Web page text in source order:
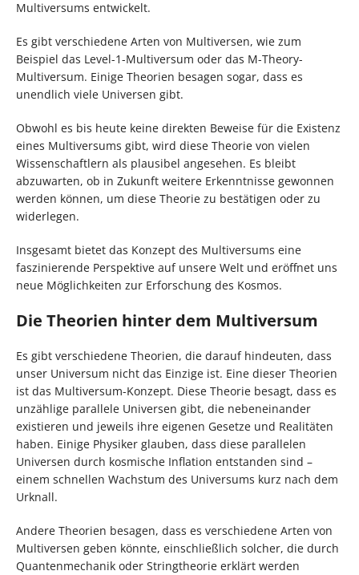
Multiversums entwickelt.
Es gibt verschiedene Arten von Multiversen, wie zum
Beispiel das Level-1-Multiversum oder das M-Theory-
Multiversum. Einige Theorien besagen sogar, dass es
unendlich viele Universen gibt.
Obwohl es bis heute keine direkten Beweise für die Existenz
eines Multiversums gibt, wird diese Theorie von vielen
Wissenschaftlern als plausibel angesehen. Es bleibt
abzuwarten, ob in Zukunft weitere Erkenntnisse gewonnen
werden können, um diese Theorie zu bestätigen oder zu
widerlegen.
Insgesamt bietet das Konzept des Multiversums eine
faszinierende Perspektive auf unsere Welt und eröffnet uns
neue Möglichkeiten zur Erforschung des Kosmos.
Die Theorien hinter dem Multiversum
Es gibt verschiedene Theorien, die darauf hindeuten, dass
unser Universum nicht das Einzige ist. Eine dieser Theorien
ist das Multiversum-Konzept. Diese Theorie besagt, dass es
unzählige parallele Universen gibt, die nebeneinander
existieren und jeweils ihre eigenen Gesetze und Realitäten
haben. Einige Physiker glauben, dass diese parallelen
Universen durch kosmische Inflation entstanden sind –
einem schnellen Wachstum des Universums kurz nach dem
Urknall.
Andere Theorien besagen, dass es verschiedene Arten von
Multiversen geben könnte, einschließlich solcher, die durch
Quantenmechanik oder Stringtheorie erklärt werden